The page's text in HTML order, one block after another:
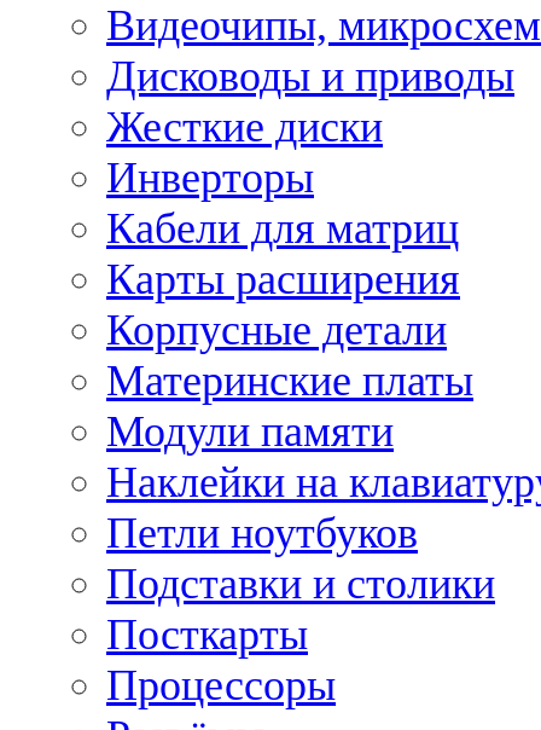
Видеочипы,
Дисководы и приводы
Жесткие диски
Инверторы
Кабели для матриц
Карты расширения
Корпусные детали
Материнские платы
Модули памяти
Наклейки на
Петли ноутбуков
Подставки и столики
Посткарты
Процессоры